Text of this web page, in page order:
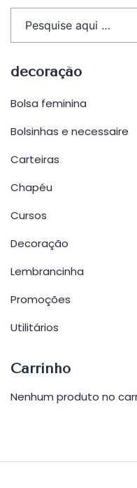
decoração
Bolsa feminina
Bolsinhas e necessaire
Carteiras
Chapéu
Cursos
Decoração
Lembrancinha
Promoções
Utilitários
Carrinho
Nenhum produto no